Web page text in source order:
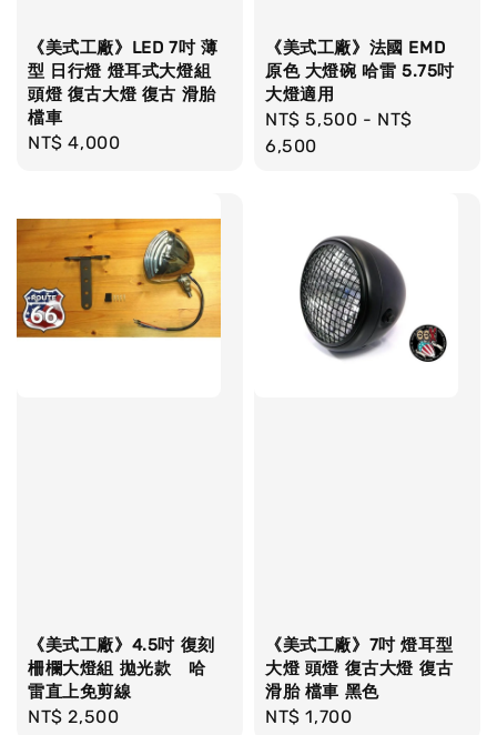
《美式工廠》LED 7吋 薄
型 日行燈 燈耳式大燈組
頭燈 復古大燈 復古 滑胎
檔車
Regular
NT$ 4,000
《美式工廠》法國 EMD
原色 大燈碗 哈雷 5.75吋
大燈適用
Regular
price
NT$ 5,500 - NT$
6,500
《美式工廠》4.5吋 復刻
柵欄大燈組 拋光款 哈
雷直上免剪線
Regular
NT$ 2,500
《美式工廠》7吋 燈耳型
大燈 頭燈 復古大燈 復古
滑胎 檔車 黑色
Regular
NT$ 1,700